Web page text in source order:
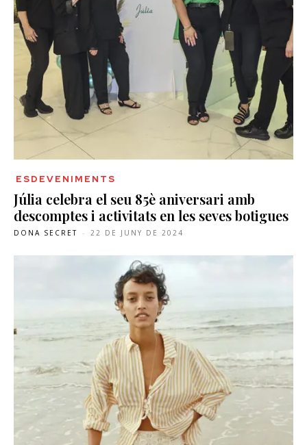
ESDEVENIMENTS
Júlia celebra el seu 85è aniversari amb
descomptes i activitats en les seves botigues
DONA SECRET - 22 DE JUNY DE 2024